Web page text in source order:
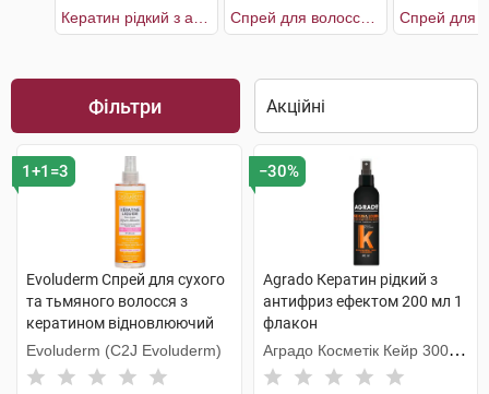
Фільтри
1+1=3
Evoluderm Спрей для сухого
та тьмяного волосся з
кератином відновлюючий
250 мл 1 флакон
Evoluderm (C2J Evoluderm)
−30%
Agrado Кератин рідкий з
антифриз ефектом 200 мл 1
флакон
Аградо Косметік Кейр 3000
С.Л.У.